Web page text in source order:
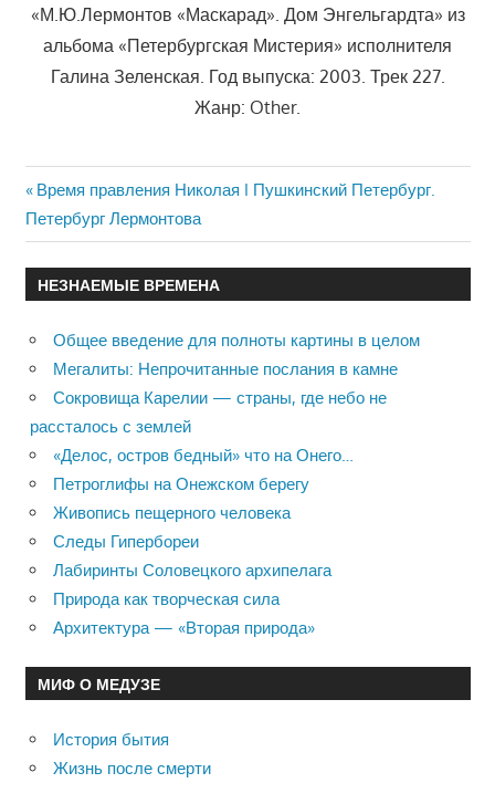
«М.Ю.Лермонтов «Маскарад». Дом Энгельгардта» из
альбома «Петербургская Мистерия» исполнителя
Галина Зеленская. Год выпуска: 2003. Трек 227.
Жанр: Other.
Навигация
по
записям
Previous
Post:
Время правления Николая I Пушкинский Петербург.
Петербург Лермонтова
НЕЗНАЕМЫЕ ВРЕМЕНА
Общее введение для полноты картины в целом
Мегалиты: Непрочитанные послания в камне
Сокровища Карелии — страны, где небо не
рассталось с землей
«Делос, остров бедный» что на Онего…
Петроглифы на Онежском берегу
Живопись пещерного человека
Следы Гипербореи
Лабиринты Соловецкого архипелага
Природа как творческая сила
Архитектура — «Вторая природа»
МИФ О МЕДУЗЕ
История бытия
Жизнь после смерти